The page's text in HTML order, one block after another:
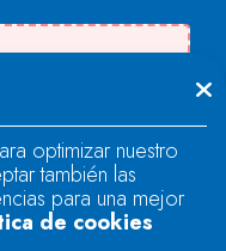
el campo
optimizar nuestro
también las
para una mejor
de cookies